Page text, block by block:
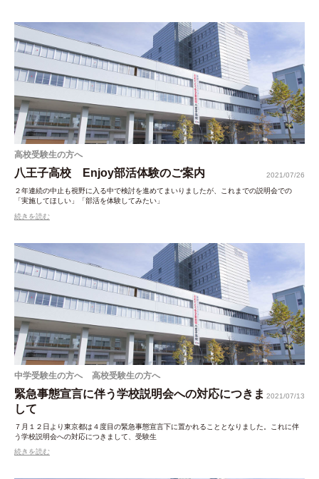
高校受験生の方へ
2021/07/26
八王子高校 Enjoy部活体験のご案内
２年連続の中止も視野に入る中で検討を進めてまいりましたが、これまでの説明会での
「実施してほしい」「部活を体験してみたい」
続きを読む
中学受験生の方へ 高校受験生の方へ
2021/07/13
緊急事態宣言に伴う学校説明会への対応につきま
して
７月１２日より東京都は４度目の緊急事態宣言下に置かれることとなりました。これに伴
う学校説明会への対応につきまして、受験生
続きを読む